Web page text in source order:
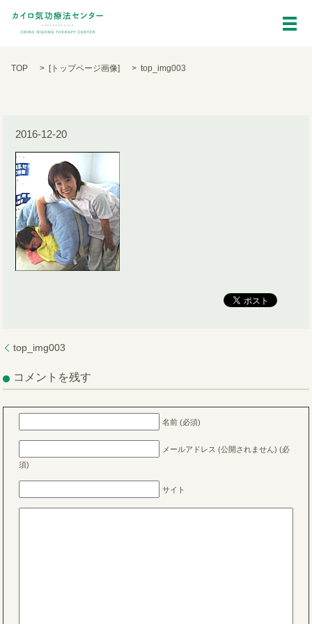
メ
TOP [トップページ画像] top_img003
2016-12-20
top_img003
コメントを残す
名前 (必須)
メールアドレス (公開されません) (必
須)
サイト